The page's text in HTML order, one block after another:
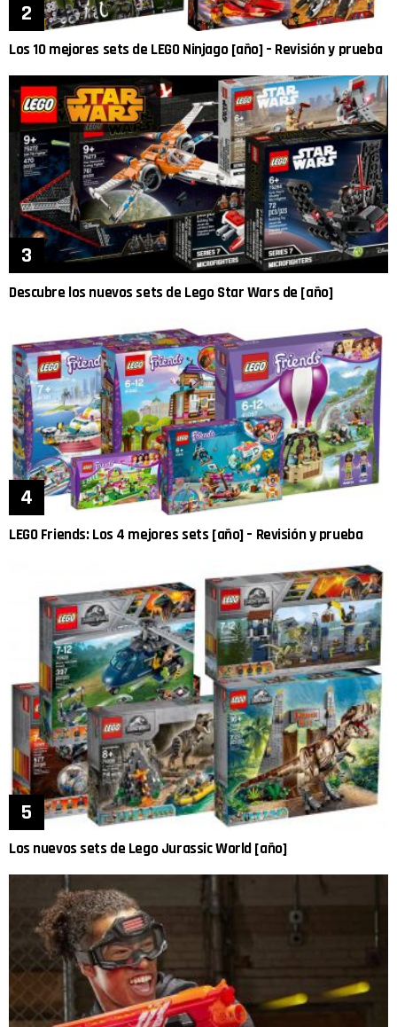
Los 10 mejores sets de LEGO Ninjago [año] – Revisión y prueba
Descubre los nuevos sets de Lego Star Wars de [año]
LEGO Friends: Los 4 mejores sets [año] – Revisión y prueba
Los nuevos sets de Lego Jurassic World [año]